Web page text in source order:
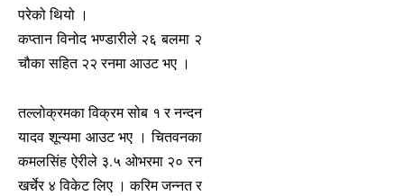
परेको थियो ।
कप्तान विनोद भण्डारीले २६ बलमा २
चौका सहित २२ रनमा आउट भए ।
तल्लोक्रमका विक्रम सोब १ र नन्दन
यादव शून्यमा आउट भए । चितवनका
कमलसिंह ऐरीले ३.५ ओभरमा २० रन
खर्चेर ४ विकेट लिए । करिम जन्नत र